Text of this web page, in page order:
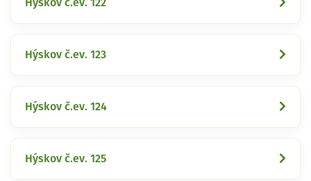
Hýskov č.ev. 122
Hýskov č.ev. 123
Hýskov č.ev. 124
Hýskov č.ev. 125